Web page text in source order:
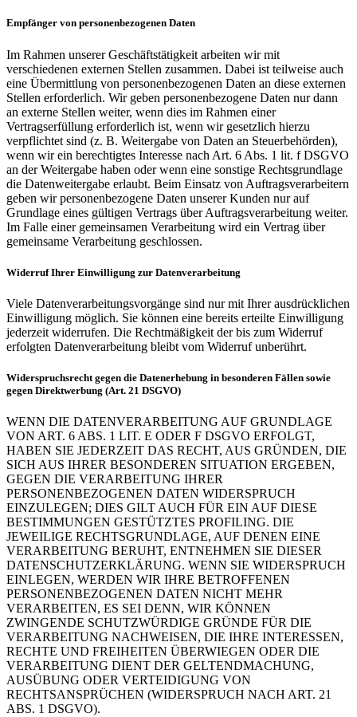
Empfänger von personenbezogenen Daten
Im Rahmen unserer Geschäftstätigkeit arbeiten wir mit
verschiedenen externen Stellen zusammen. Dabei ist teilweise auch
eine Übermittlung von personenbezogenen Daten an diese externen
Stellen erforderlich. Wir geben personenbezogene Daten nur dann
an externe Stellen weiter, wenn dies im Rahmen einer
Vertragserfüllung erforderlich ist, wenn wir gesetzlich hierzu
verpflichtet sind (z. B. Weitergabe von Daten an Steuerbehörden),
wenn wir ein berechtigtes Interesse nach Art. 6 Abs. 1 lit. f DSGVO
an der Weitergabe haben oder wenn eine sonstige Rechtsgrundlage
die Datenweitergabe erlaubt. Beim Einsatz von Auftragsverarbeitern
geben wir personenbezogene Daten unserer Kunden nur auf
Grundlage eines gültigen Vertrags über Auftragsverarbeitung weiter.
Im Falle einer gemeinsamen Verarbeitung wird ein Vertrag über
gemeinsame Verarbeitung geschlossen.
Widerruf Ihrer Einwilligung zur Datenverarbeitung
Viele Datenverarbeitungsvorgänge sind nur mit Ihrer ausdrücklichen
Einwilligung möglich. Sie können eine bereits erteilte Einwilligung
jederzeit widerrufen. Die Rechtmäßigkeit der bis zum Widerruf
erfolgten Datenverarbeitung bleibt vom Widerruf unberührt.
Widerspruchsrecht gegen die Datenerhebung in besonderen Fällen sowie
gegen Direktwerbung (Art. 21 DSGVO)
WENN DIE DATENVERARBEITUNG AUF GRUNDLAGE
VON ART. 6 ABS. 1 LIT. E ODER F DSGVO ERFOLGT,
HABEN SIE JEDERZEIT DAS RECHT, AUS GRÜNDEN, DIE
SICH AUS IHRER BESONDEREN SITUATION ERGEBEN,
GEGEN DIE VERARBEITUNG IHRER
PERSONENBEZOGENEN DATEN WIDERSPRUCH
EINZULEGEN; DIES GILT AUCH FÜR EIN AUF DIESE
BESTIMMUNGEN GESTÜTZTES PROFILING. DIE
JEWEILIGE RECHTSGRUNDLAGE, AUF DENEN EINE
VERARBEITUNG BERUHT, ENTNEHMEN SIE DIESER
DATENSCHUTZERKLÄRUNG. WENN SIE WIDERSPRUCH
EINLEGEN, WERDEN WIR IHRE BETROFFENEN
PERSONENBEZOGENEN DATEN NICHT MEHR
VERARBEITEN, ES SEI DENN, WIR KÖNNEN
ZWINGENDE SCHUTZWÜRDIGE GRÜNDE FÜR DIE
VERARBEITUNG NACHWEISEN, DIE IHRE INTERESSEN,
RECHTE UND FREIHEITEN ÜBERWIEGEN ODER DIE
VERARBEITUNG DIENT DER GELTENDMACHUNG,
AUSÜBUNG ODER VERTEIDIGUNG VON
RECHTSANSPRÜCHEN (WIDERSPRUCH NACH ART. 21
ABS. 1 DSGVO).